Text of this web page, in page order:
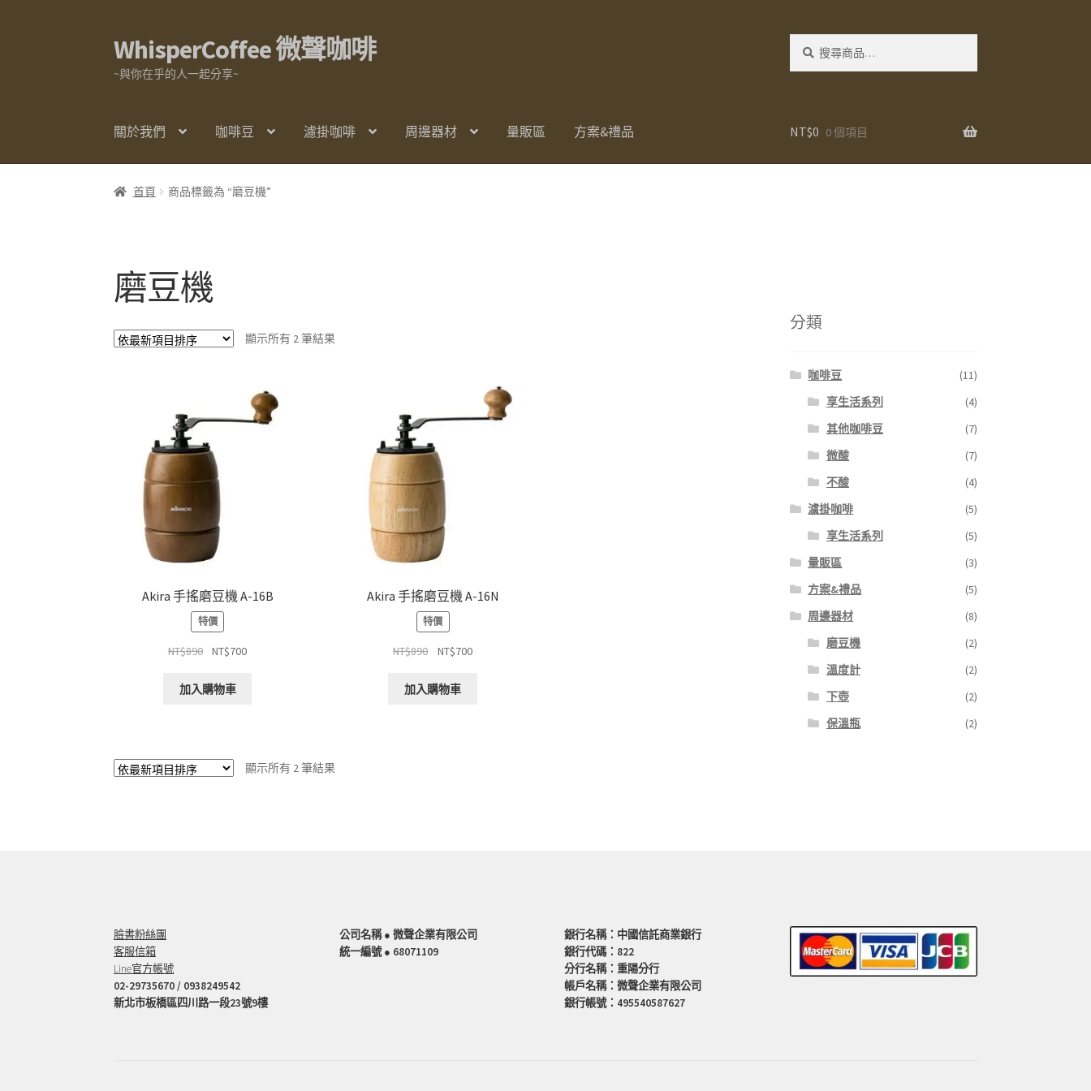
跳
至
導
列
跳
至
主
內
WhisperCoffee 微聲咖啡
~與你在乎的人一起分享~
尋：
關於我們 咖啡豆 濾掛咖啡 周邊器材 量販區 方案&禮品 NT$0 0 個項目
首頁 商品標籤為 “磨豆機”
磨豆機
顯示所有 2 筆結果
Akira 手搖磨豆機 A-16B
特價
NT$890
原
價
NT$700目
加入購物車
Akira 手搖磨豆機 A-16N
特價
NT$890
原
價
NT$700目
加入購物車
顯示所有 2 筆結果
分類
咖啡豆
(11)
享生活系列
(4)
其他咖啡豆
(7)
微酸
(7)
不酸
(4)
濾掛咖啡
(5)
享生活系列
(5)
量販區
(3)
方案&禮品
(5)
周邊器材
(8)
磨豆機
(2)
溫度計
(2)
下壺
(2)
保溫瓶
(2)
臉書粉絲團
客服信箱
Line官方帳號
02-29735670 / 0938249542
新北市板橋區四川路一段23號9樓
公司名稱 ● 微聲企業有限公司
統一編號 ● 68071109
銀行名稱：中國信託商業銀行
銀行代碼：822
分行名稱：重陽分行
帳戶名稱：微聲企業有限公司
銀行帳號：495540587627